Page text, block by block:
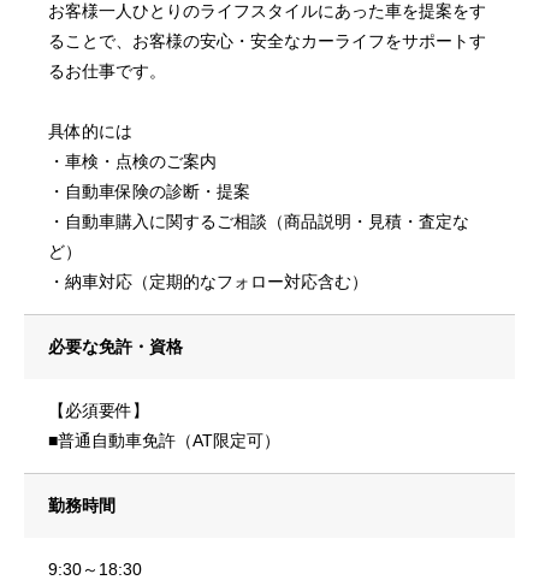
お客様一人ひとりのライフスタイルにあった車を提案をす
ることで、お客様の安心・安全なカーライフをサポートす
るお仕事です。
具体的には
・車検・点検のご案内
・自動車保険の診断・提案
・自動車購入に関するご相談（商品説明・見積・査定な
ど）
・納車対応（定期的なフォロー対応含む）
必要な免許・資格
【必須要件】
■普通自動車免許（AT限定可）
勤務時間
9:30～18:30